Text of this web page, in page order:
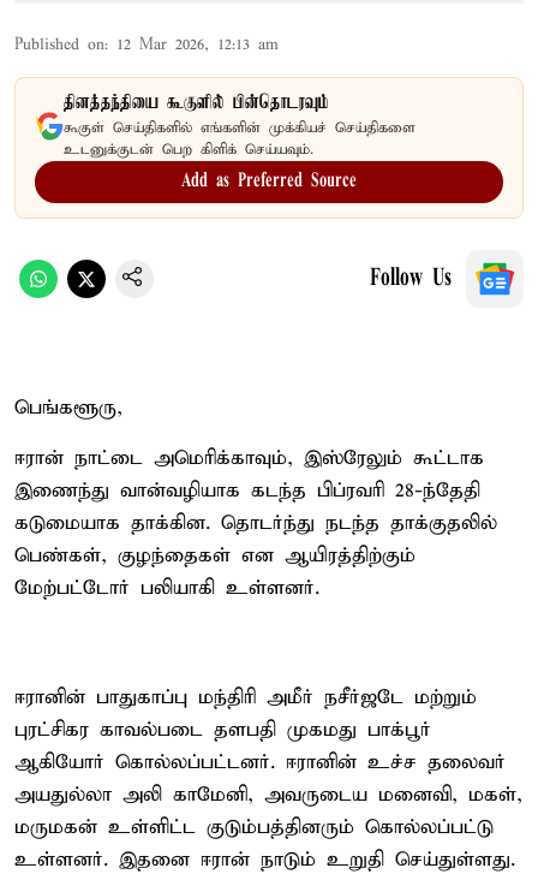
Published on: 12 Mar 2026, 12:13 am
தினத்தந்தியை கூகுளில் பின்தொடரவும்
கூகுள் செய்திகளில் எங்களின் முக்கியச் செய்திகளை
உடனுக்குடன் பெற கிளிக் செய்யவும்.
Add as Preferred Source
Follow Us
பெங்களூரு,
ஈரான் நாட்டை அமெரிக்காவும், இஸ்ரேலும் கூட்டாக
இணைந்து வான்வழியாக கடந்த பிப்ரவரி 28-ந்தேதி
கடுமையாக தாக்கின. தொடர்ந்து நடந்த தாக்குதலில்
பெண்கள், குழந்தைகள் என ஆயிரத்திற்கும்
மேற்பட்டோர் பலியாகி உள்ளனர்.
ஈரானின் பாதுகாப்பு மந்திரி அமீர் நசீர்ஜடே மற்றும்
புரட்சிகர காவல்படை தளபதி முகமது பாக்பூர்
ஆகியோர் கொல்லப்பட்டனர். ஈரானின் உச்ச தலைவர்
அயதுல்லா அலி காமேனி, அவருடைய மனைவி, மகள்,
மருமகன் உள்ளிட்ட குடும்பத்தினரும் கொல்லப்பட்டு
உள்ளனர். இதனை ஈரான் நாடும் உறுதி செய்துள்ளது.